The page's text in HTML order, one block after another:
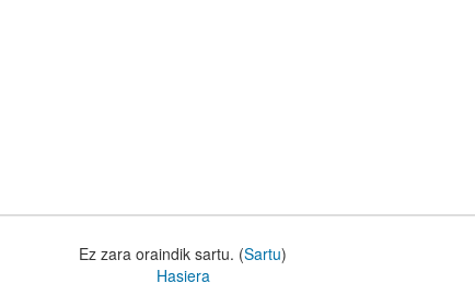
Ez zara oraindik sartu. (Sartu)
Hasiera